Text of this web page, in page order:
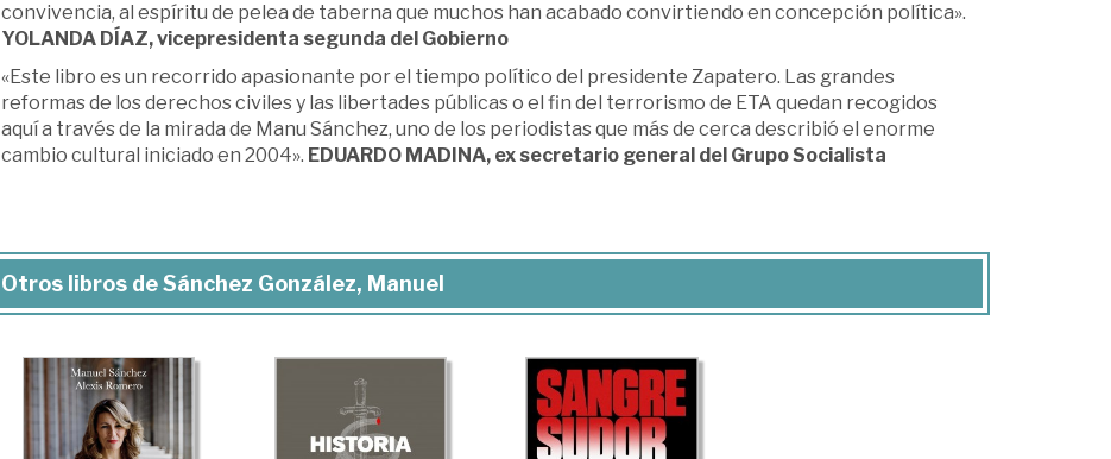
convivencia, al espíritu de pelea de taberna que muchos han acabado convirtiendo en concepción política».
YOLANDA DÍAZ, vicepresidenta segunda del Gobierno
«Este libro es un recorrido apasionante por el tiempo político del presidente Zapatero. Las grandes
reformas de los derechos civiles y las libertades públicas o el fin del terrorismo de ETA quedan recogidos
aquí a través de la mirada de Manu Sánchez, uno de los periodistas que más de cerca describió el enorme
cambio cultural iniciado en 2004». EDUARDO MADINA, ex secretario general del Grupo Socialista
Otros libros de Sánchez González, Manuel